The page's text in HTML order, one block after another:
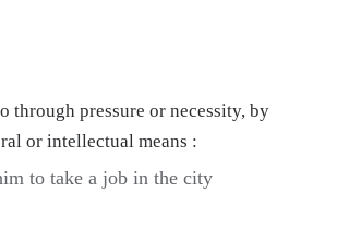
through pressure or necessity, by
or intellectual means :
to take a job in the city